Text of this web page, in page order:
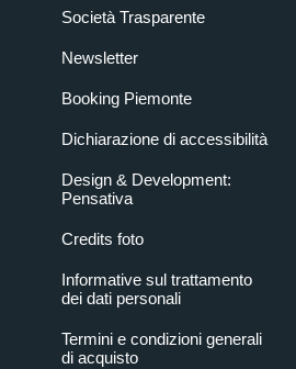
Società Trasparente
Newsletter
Booking Piemonte
Dichiarazione di accessibilità
Design & Development:
Pensativa
Credits foto
Informative sul trattamento
dei dati personali
Termini e condizioni generali
di acquisto